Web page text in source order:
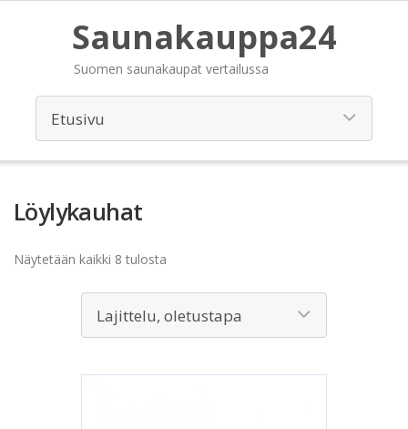
Saunakauppa24
Suomen saunakaupat vertailussa
Löylykauhat
Näytetään kaikki 8 tulosta